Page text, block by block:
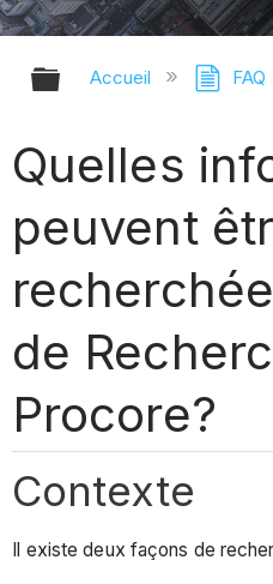
Développer/
Accueil FAQ
Quelles
peuvent
de
Procore?
Contexte
Il existe deux façons de